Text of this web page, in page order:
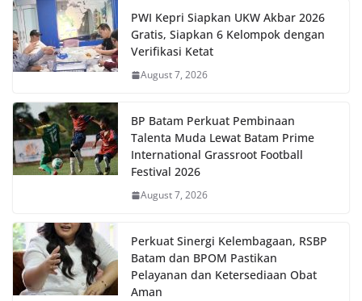
PWI Kepri Siapkan UKW Akbar 2026
Gratis, Siapkan 6 Kelompok dengan
Verifikasi Ketat
August 7, 2026
BP Batam Perkuat Pembinaan
Talenta Muda Lewat Batam Prime
International Grassroot Football
Festival 2026
August 7, 2026
Perkuat Sinergi Kelembagaan, RSBP
Batam dan BPOM Pastikan
Pelayanan dan Ketersediaan Obat
Aman